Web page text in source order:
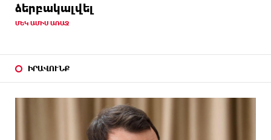
ձերբակալվել
ՄԵԿ ԱՄԻՍ ԱՌԱՋ
ԻՐԱՎՈՒՆՔ